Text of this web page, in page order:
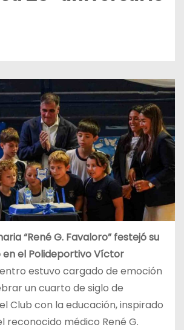
“René G. Favaloro” festejó su
en el Polideportivo Víctor
estuvo cargado de emoción
un cuarto de siglo de
Club con la educación, inspirado
reconocido médico René G.